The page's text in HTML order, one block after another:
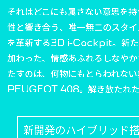
それはどこにも属さない意思を持
性と響き合う、唯一無二のスタ
を革新する3D i-Cockpit。 新
加わった、情感あふれるしなやか
たすのは、何物にもとらわれない
PEUGEOT 408。解き放たれた
新開発のハイブリッド